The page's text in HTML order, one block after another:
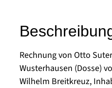
Rechnung von Otto
Wusterhausen (Dosse)
Wilhelm Breitkreuz,